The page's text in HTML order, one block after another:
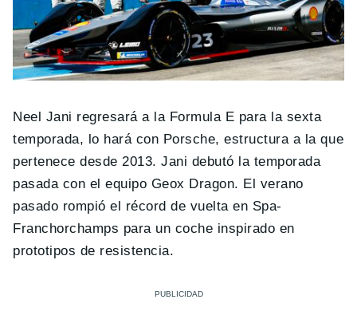
Neel Jani regresará a la Formula E para la sexta
temporada, lo hará con Porsche, estructura a la que
pertenece desde 2013. Jani debutó la temporada
pasada con el equipo Geox Dragon. El verano
pasado rompió el récord de vuelta en Spa-
Franchorchamps para un coche inspirado en
prototipos de resistencia.